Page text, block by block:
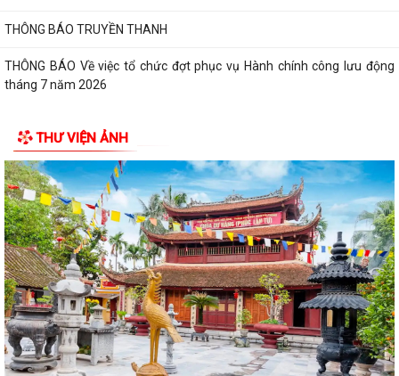
THÔNG BÁO TRUYỀN THANH
THÔNG BÁO Về việc tổ chức đợt phục vụ Hành chính công lưu động
tháng 7 năm 2026
tâm thần Hải Dương nhân dịp 79...
Đồng chí Vũ Thị Hiên, Phó bí thư thường trực Đảng ủy phường Trần
Hưng Đạo thăm, tặng quà nhân Ngày...
Phường Trần Hưng Đạo triển khai lấy mẫu ADN các phần mộ liệt sĩ vô
danh tại Nghĩa trang Liệt Lê Lợi...
Đ/c Nguyễn Minh Thắng Bí thư Đảng ủy- Chủ tịch HĐND phường Trần
Hưng Đạo thăm, tặng quà gia đình...
Hơn 30 cán bộ, hội viên chữ thập đỏ trên địa bàn phường Trần Hưng
Đạo được tập huấn kỹ năng sơ cấp...
THƯ VIỆN ẢNH